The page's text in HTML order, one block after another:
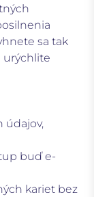
sa tak
urýchlite
údajov,
buď e-
kariet bez